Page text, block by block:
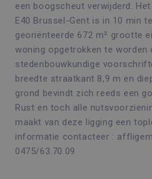
een boogscheut verwijderd.
E40 Brussel-Gent is in 10 min
georiënteerde 672 m² grootte
woning opgetrokken te worden
stedenbouwkundige
breedte straatkant 8,9 m en
grond bevindt zich reeds een
Rust en toch alle
maakt van deze ligging een
informatie contacteer :
0475/63.70.09